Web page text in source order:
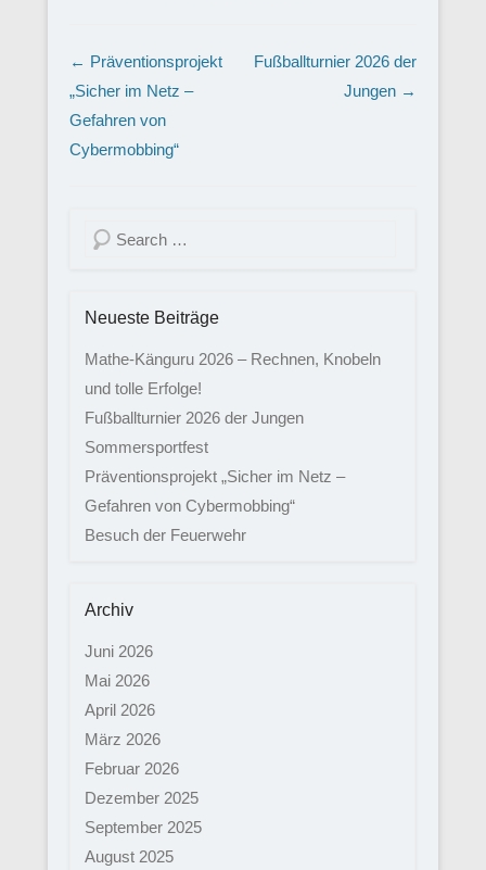
Beitragsnavigation
← Präventionsprojekt
„Sicher im Netz –
Gefahren von
Cybermobbing“
Fußballturnier 2026 der
Jungen →
Suchen
Neueste Beiträge
Mathe-Känguru 2026 – Rechnen, Knobeln
und tolle Erfolge!
Fußballturnier 2026 der Jungen
Sommersportfest
Präventionsprojekt „Sicher im Netz –
Gefahren von Cybermobbing“
Besuch der Feuerwehr
Archiv
Juni 2026
Mai 2026
April 2026
März 2026
Februar 2026
Dezember 2025
September 2025
August 2025